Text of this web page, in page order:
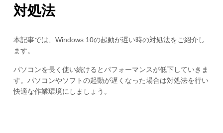
対処法
本記事では、Windows 10の起動が遅い時の対処法をご紹介し
ます。
パソコンを長く使い続けるとパフォーマンスが低下していきま
す。パソコンやソフトの起動が遅くなった場合は対処法を行い
快適な作業環境にしましょう。